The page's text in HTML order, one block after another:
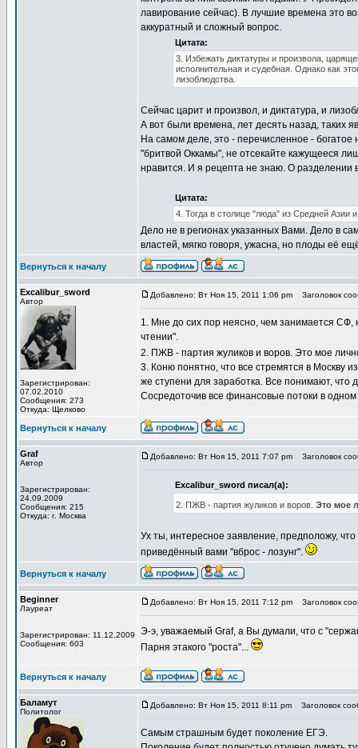
лавирование сейчас). В лучшие времена это
аккуратный и сложный вопрос.
Цитата:
3. Избежать диктатуры и произвола,
исполнительная и судебная. Однако как
лизоблюдства.
Сейчас царит и произвол, и диктатура, и
А вот были времена, лет десять назад, таких
На самом деле, это - перечисленное - богатое
"бритвой Оккамы", не отсекайте кажущееся
нравится. И я рецепта не знаю. О разделении
Цитата:
4. Тогда в столице "люда" из Средней Азии
Дело не в регионах указанных Вами. Дело в
властей, мягко говоря, ужасна, но плоды её
Вернуться к началу
Excalibur_sword
Автор
Зарегистрирован:
07.02.2010
Сообщения: 273
Откуда: Щелково
Добавлено: Вт Ноя 15, 2011 1:06 pm Заголовок
1. Мне до сих пор неясно, чем занимается
чтении".
2. ПЖВ - партия жуликов и воров. Это мое
3. Коню понятно, что все стремятся в Москву
же ступени для заработка. Все понимают, что
Сосредоточив все финансовые потоки в одном
Вернуться к началу
Graf
Автор
Зарегистрирован:
24.09.2009
Сообщения: 215
Откуда: г. Москва
Добавлено: Вт Ноя 15, 2011 7:07 pm Заголовок
Excalibur_sword писал(а):
2. ПЖВ - партия жуликов и воров. Это мое
Ух ты, интересное заявление, предположу,
приведённый вами "вброс - лозунг".
Вернуться к началу
Beginner
Лауреат
Зарегистрирован: 11.12.2009
Сообщения: 603
Добавлено: Вт Ноя 15, 2011 7:12 pm Заголовок
Э-э, уважаемый Graf, а Вы думали, что с
Парня этакого "роста"...
Вернуться к началу
Баламут
Политолог
Добавлено: Вт Ноя 15, 2011 8:11 pm Заголовок
Самым страшным будет поколение ЕГЭ.